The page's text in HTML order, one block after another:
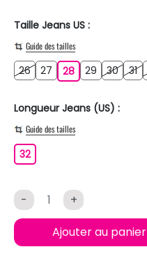
Taille Jeans US :
Guide des tailles
262627 27282829 2930303131
Longueur Jeans (US) :
Guide des tailles
3232
- +
Ajouter au panier